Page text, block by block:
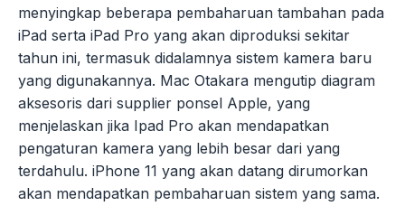
menyingkap beberapa pembaharuan tambahan pada
iPad serta iPad Pro yang akan diproduksi sekitar
tahun ini, termasuk didalamnya sistem kamera baru
yang digunakannya. Mac Otakara mengutip diagram
aksesoris dari supplier ponsel Apple, yang
menjelaskan jika Ipad Pro akan mendapatkan
pengaturan kamera yang lebih besar dari yang
terdahulu. iPhone 11 yang akan datang dirumorkan
akan mendapatkan pembaharuan sistem yang sama.